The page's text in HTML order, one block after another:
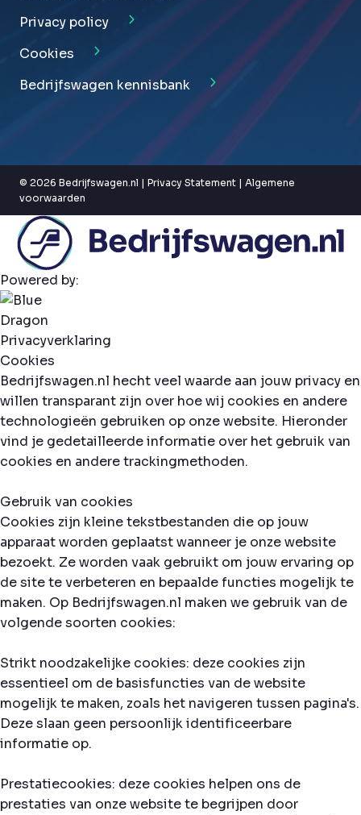
Privacy policy
Cookies
Bedrijfswagen kennisbank
© 2026 Bedrijfswagen.nl | Privacy Statement | Algemene
voorwaarden
Powered by:
Privacyverklaring
Cookies
Bedrijfswagen.nl hecht veel waarde aan jouw privacy en
willen transparant zijn over hoe wij cookies en andere
technologieën gebruiken op onze website. Hieronder
vind je gedetailleerde informatie over het gebruik van
cookies en andere trackingmethoden.
Gebruik van cookies
Cookies zijn kleine tekstbestanden die op jouw
apparaat worden geplaatst wanneer je onze website
bezoekt. Ze worden vaak gebruikt om jouw ervaring op
de site te verbeteren en bepaalde functies mogelijk te
maken. Op Bedrijfswagen.nl maken we gebruik van de
volgende soorten cookies:
Strikt noodzakelijke cookies: deze cookies zijn
essentieel om de basisfuncties van de website
mogelijk te maken, zoals het navigeren tussen pagina's.
Deze slaan geen persoonlijk identificeerbare
informatie op.
Prestatiecookies: deze cookies helpen ons de
prestaties van onze website te begrijpen door